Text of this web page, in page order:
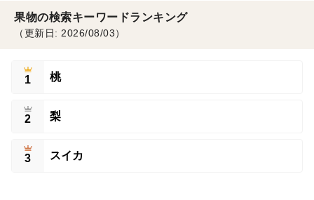
果物の検索キーワードランキング
（更新日: 2026/08/03）
1 桃
2 梨
3 スイカ